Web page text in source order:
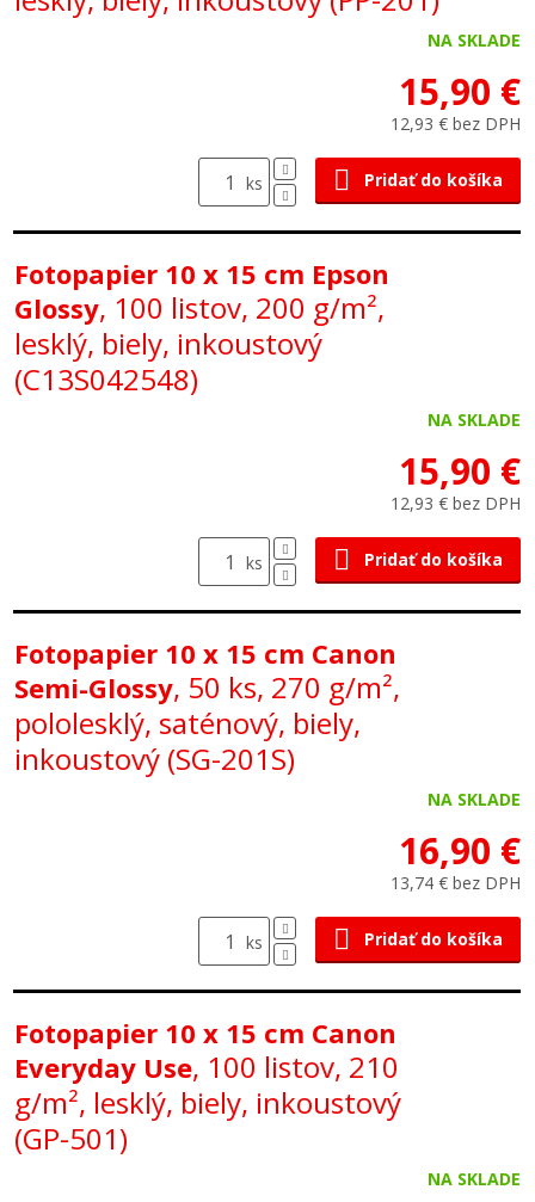
NA SKLADE
15,90 €
12,93 € bez DPH
ks Pridať do košíka
Fotopapier 10 x 15 cm Epson
Glossy, 100 listov, 200 g/m²,
lesklý, biely, inkoustový
(C13S042548)
NA SKLADE
15,90 €
12,93 € bez DPH
ks Pridať do košíka
Fotopapier 10 x 15 cm Canon
Semi-Glossy, 50 ks, 270 g/m²,
pololesklý, saténový, biely,
inkoustový (SG-201S)
NA SKLADE
16,90 €
13,74 € bez DPH
ks Pridať do košíka
Fotopapier 10 x 15 cm Canon
Everyday Use, 100 listov, 210
g/m², lesklý, biely, inkoustový
(GP-501)
NA SKLADE